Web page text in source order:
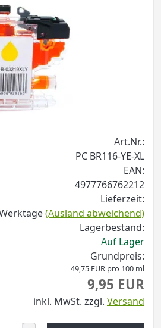
Art.Nr.:
PC BR116-YE-XL
EAN:
4977766762212
Lieferzeit:
(Ausland abweichend)
Lagerbestand:
Auf Lager
Grundpreis:
49,75 EUR pro 100 ml
9,95 EUR
inkl. MwSt. zzgl. Versand